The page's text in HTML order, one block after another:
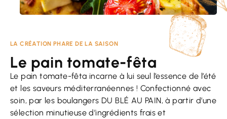
LA CRÉATION PHARE DE LA SAISON
Le pain tomate-fêta
Le pain tomate-fêta incarne à lui seul l’essence de l’été
et les saveurs méditerranéennes ! Confectionné avec
soin, par les boulangers DU BLÉ AU PAIN, à partir d’une
sélection minutieuse d’ingrédients frais et